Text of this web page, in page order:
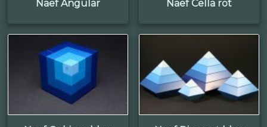
Naef Angular Naef Cella rot